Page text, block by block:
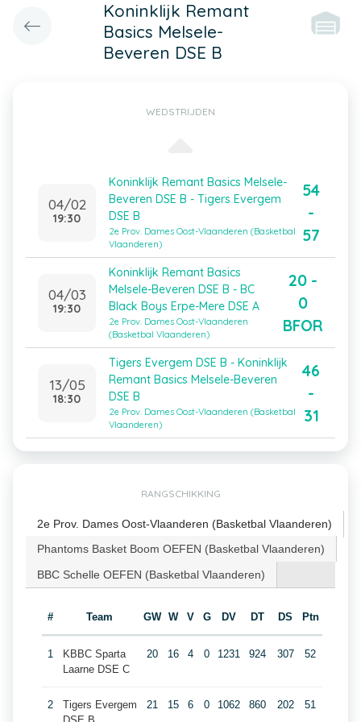
Koninklijk Remant
Basics Melsele-
Beveren DSE B
WEDSTRIJDEN
04/02
19:30
Koninklijk Remant Basics Melsele-
Beveren DSE B - Tigers Evergem
DSE B
2e Prov. Dames Oost-Vlaanderen (Basketbal
Vlaanderen)
54
-
57
04/03
19:30
Koninklijk Remant Basics
Melsele-Beveren DSE B - BC
Black Boys Erpe-Mere DSE A
2e Prov. Dames Oost-Vlaanderen
(Basketbal Vlaanderen)
20 -
0
BFOR
13/05
18:30
Tigers Evergem DSE B - Koninklijk
Remant Basics Melsele-Beveren
DSE B
2e Prov. Dames Oost-Vlaanderen (Basketbal
Vlaanderen)
46
-
31
RANGSCHIKKING
2e Prov. Dames Oost-Vlaanderen (Basketbal Vlaanderen)
Phantoms Basket Boom OEFEN (Basketbal Vlaanderen)
BBC Schelle OEFEN (Basketbal Vlaanderen)
# Team GW W V G DV DT DS Ptn
1
KBBC Sparta
Laarne DSE C
20 16 4 0 1231 924 307 52
2
Tigers Evergem
21 15 6 0 1062 860 202 51